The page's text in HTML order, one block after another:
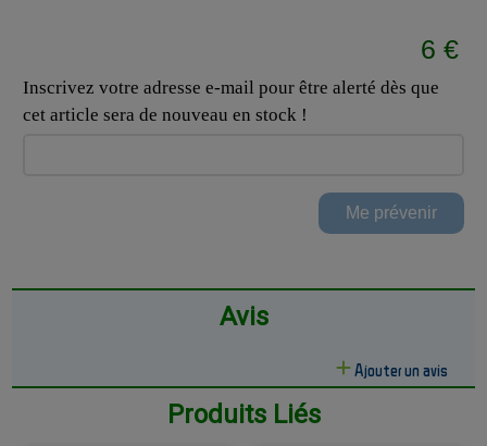
6 €
Inscrivez votre adresse e-mail pour être alerté dès que
cet article sera de nouveau en stock !
Avis
Ajouter un avis
Produits Liés